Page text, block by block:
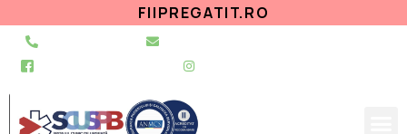
FIIPREGATIT.RO